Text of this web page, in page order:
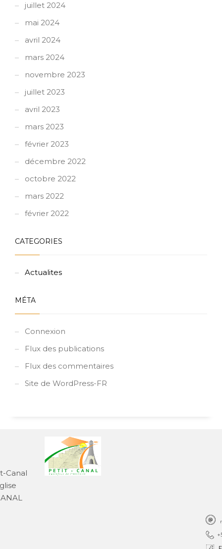
juillet 2024
mai 2024
avril 2024
mars 2024
novembre 2023
juillet 2023
avril 2023
mars 2023
février 2023
décembre 2022
octobre 2022
mars 2022
février 2022
CATEGORIES
Actualites
MÉTA
Connexion
Flux des publications
Flux des commentaires
Site de WordPress-FR
Canal